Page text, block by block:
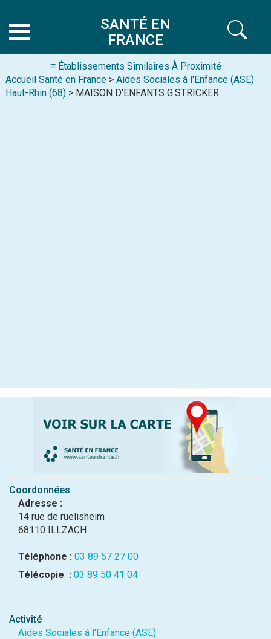
SANTÉ EN
FRANCE
≡ Établissements Similaires À Proximité
Accueil Santé en France > Aides Sociales à l'Enfance (ASE)
Haut-Rhin (68) > MAISON D'ENFANTS G.STRICKER
Coordonnées
Adresse :
14 rue de ruelisheim
68110 ILLZACH
Téléphone : 03 89 57 27 00
Télécopie : 03 89 50 41 04
Activité
Aides Sociales à l'Enfance (ASE)